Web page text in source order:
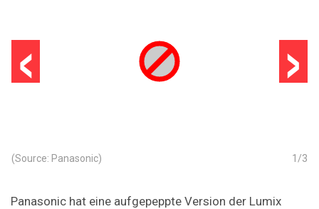
‹ ›
1 /3
(Source: Panasonic)
Panasonic hat eine aufgepeppte Version der Lumix